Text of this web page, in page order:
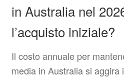
in Australia nel
l’acquisto iniziale?
Il costo annuale per
media in Australia si aggira